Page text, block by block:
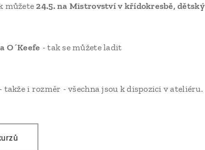
můžete24.5. na Mistrovství v křídokresbě, dětský
O´Keefe - tak se můžete ladit
i rozměr - všechna jsou k dispozici v ateliéru.